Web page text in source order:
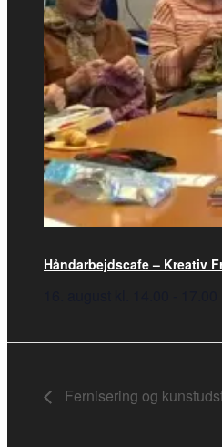
Håndarbejdscafe – Kreativ
Fernisering og